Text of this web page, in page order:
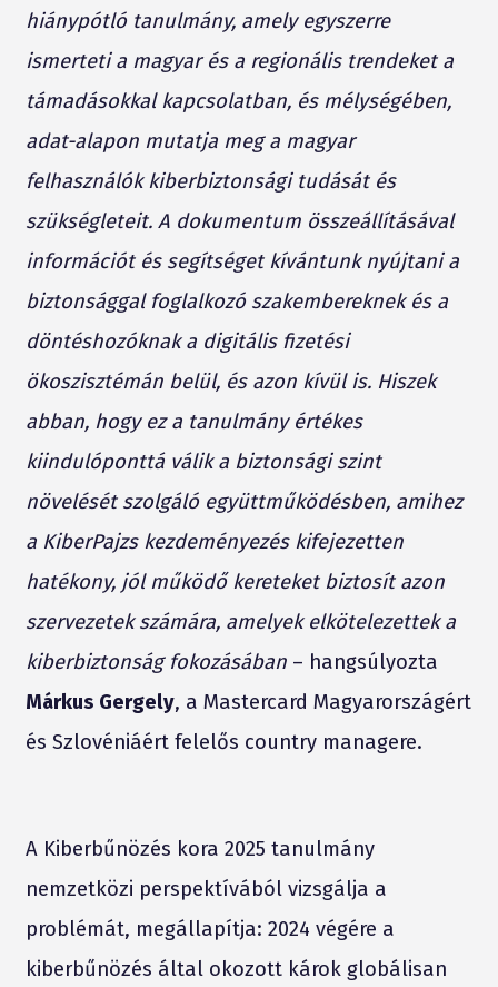
hiánypótló tanulmány, amely egyszerre
ismerteti a magyar és a regionális trendeket a
támadásokkal kapcsolatban, és mélységében,
adat-alapon mutatja meg a magyar
felhasználók kiberbiztonsági tudását és
szükségleteit. A dokumentum összeállításával
információt és segítséget kívántunk nyújtani a
biztonsággal foglalkozó szakembereknek és a
döntéshozóknak a digitális fizetési
ökoszisztémán belül, és azon kívül is. Hiszek
abban, hogy ez a tanulmány értékes
kiindulóponttá válik a biztonsági szint
növelését szolgáló együttműködésben, amihez
a KiberPajzs kezdeményezés kifejezetten
hatékony, jól működő kereteket biztosít azon
szervezetek számára, amelyek elkötelezettek a
kiberbiztonság fokozásában– hangsúlyozta
Márkus Gergely, a Mastercard Magyarországért
és Szlovéniáért felelős country managere.
A Kiberbűnözés kora 2025 tanulmány
nemzetközi perspektívából vizsgálja a
problémát, megállapítja: 2024 végére a
kiberbűnözés által okozott károk globálisan